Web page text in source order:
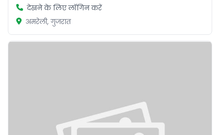
देखने के लिए लॉगिन करें
अमरेली, गुजरात